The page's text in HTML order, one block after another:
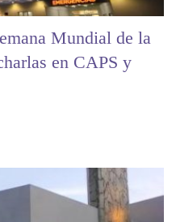
Mundial de la
en CAPS y